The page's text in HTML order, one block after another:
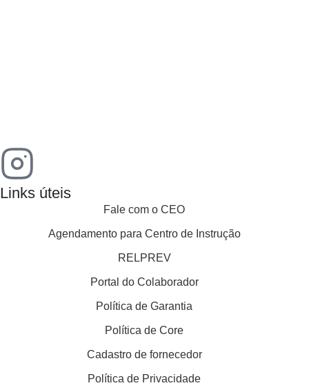
Links úteis
Fale com o CEO
Agendamento para Centro de Instrução
RELPREV
Portal do Colaborador
Política de Garantia
Política de Core
Cadastro de fornecedor
Política de Privacidade